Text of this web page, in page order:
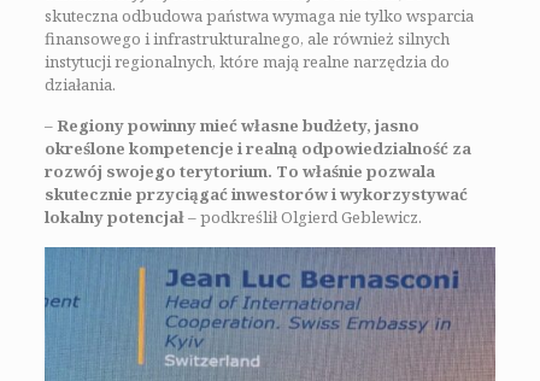
skuteczna odbudowa państwa wymaga nie tylko wsparcia
finansowego i infrastrukturalnego, ale również silnych
instytucji regionalnych, które mają realne narzędzia do
działania.
– Regiony powinny mieć własne budżety, jasno
określone kompetencje i realną odpowiedzialność za
rozwój swojego terytorium. To właśnie pozwala
skutecznie przyciągać inwestorów i wykorzystywać
lokalny potencjał– podkreślił Olgierd Geblewicz.